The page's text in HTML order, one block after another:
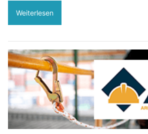
Weiterlesen